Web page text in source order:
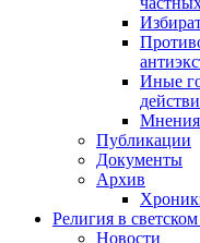
Иные
Мнения
Публикации
Документы
Архив
Религия в
Новости